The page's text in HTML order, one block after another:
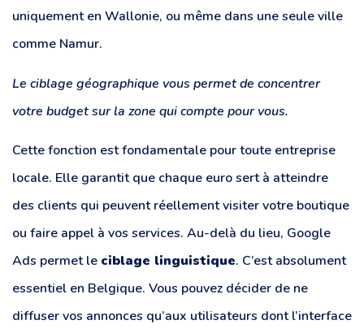
uniquement en Wallonie, ou même dans une seule ville
comme Namur.
Le ciblage géographique vous permet de concentrer
votre budget sur la zone qui compte pour vous.
Cette fonction est fondamentale pour toute entreprise
locale. Elle garantit que chaque euro sert à atteindre
des clients qui peuvent réellement visiter votre boutique
ou faire appel à vos services. Au-delà du lieu, Google
Ads permet le ciblage linguistique. C’est absolument
essentiel en Belgique. Vous pouvez décider de ne
diffuser vos annonces qu’aux utilisateurs dont l’interface